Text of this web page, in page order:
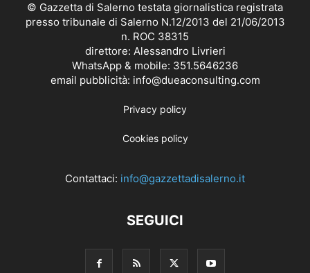
© Gazzetta di Salerno testata giornalistica registrata
presso tribunale di Salerno N.12/2013 del 21/06/2013
n. ROC 38315
direttore: Alessandro Livrieri
WhatsApp & mobile: 351.5646236
email pubblicità: info@dueaconsulting.com
Privacy policy
Cookies policy
Contattaci: info@gazzettadisalerno.it
SEGUICI